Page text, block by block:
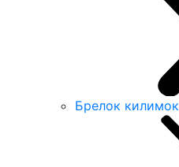
Брелок килимок